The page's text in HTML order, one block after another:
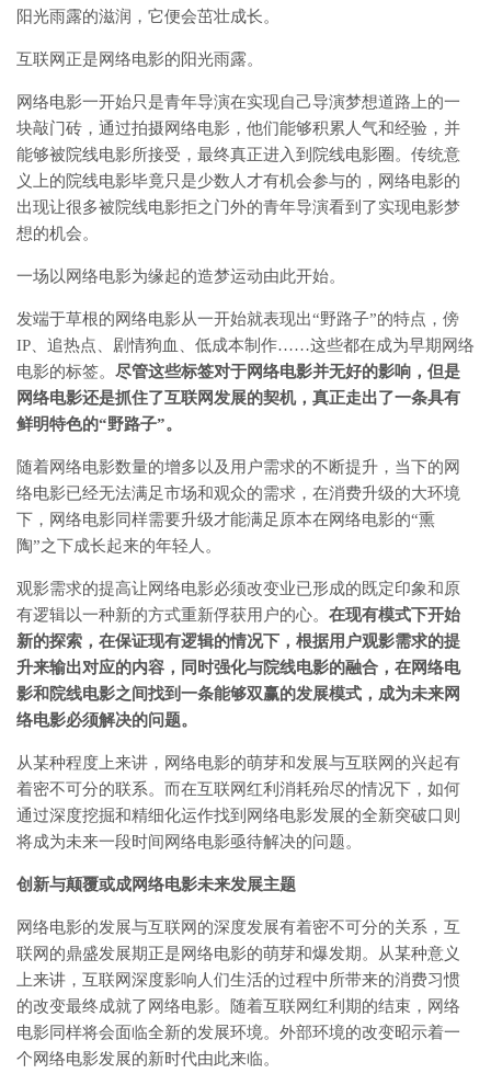
阳光雨露的滋润，它便会茁壮成长。
互联网正是网络电影的阳光雨露。
网络电影一开始只是青年导演在实现自己导演梦想道路上的一
块敲门砖，通过拍摄网络电影，他们能够积累人气和经验，并
能够被院线电影所接受，最终真正进入到院线电影圈。传统意
义上的院线电影毕竟只是少数人才有机会参与的，网络电影的
出现让很多被院线电影拒之门外的青年导演看到了实现电影梦
想的机会。
一场以网络电影为缘起的造梦运动由此开始。
发端于草根的网络电影从一开始就表现出“野路子”的特点，傍
IP、追热点、剧情狗血、低成本制作……这些都在成为早期网络
电影的标签。 尽管这些标签对于网络电影并无好的影响，但是
网络电影还是抓住了互联网发展的契机，真正走出了一条具有
鲜明特色的“野路子”。
随着网络电影数量的增多以及用户需求的不断提升，当下的网
络电影已经无法满足市场和观众的需求，在消费升级的大环境
下，网络电影同样需要升级才能满足原本在网络电影的“熏
陶”之下成长起来的年轻人。
观影需求的提高让网络电影必须改变业已形成的既定印象和原
有逻辑以一种新的方式重新俘获用户的心。 在现有模式下开始
新的探索，在保证现有逻辑的情况下，根据用户观影需求的提
升来输出对应的内容，同时强化与院线电影的融合，在网络电
影和院线电影之间找到一条能够双赢的发展模式，成为未来网
络电影必须解决的问题。
从某种程度上来讲，网络电影的萌芽和发展与互联网的兴起有
着密不可分的联系。而在互联网红利消耗殆尽的情况下，如何
通过深度挖掘和精细化运作找到网络电影发展的全新突破口则
将成为未来一段时间网络电影亟待解决的问题。
创新与颠覆或成网络电影未来发展主题
网络电影的发展与互联网的深度发展有着密不可分的关系，互
联网的鼎盛发展期正是网络电影的萌芽和爆发期。从某种意义
上来讲，互联网深度影响人们生活的过程中所带来的消费习惯
的改变最终成就了网络电影。随着互联网红利期的结束，网络
电影同样将会面临全新的发展环境。外部环境的改变昭示着一
个网络电影发展的新时代由此来临。